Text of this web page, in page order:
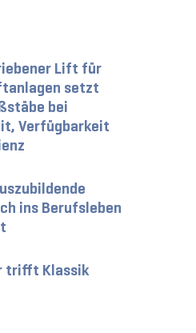
Lift für
setzt
bei
Verfügbarkeit
ins Berufsleben
trifft Klassik